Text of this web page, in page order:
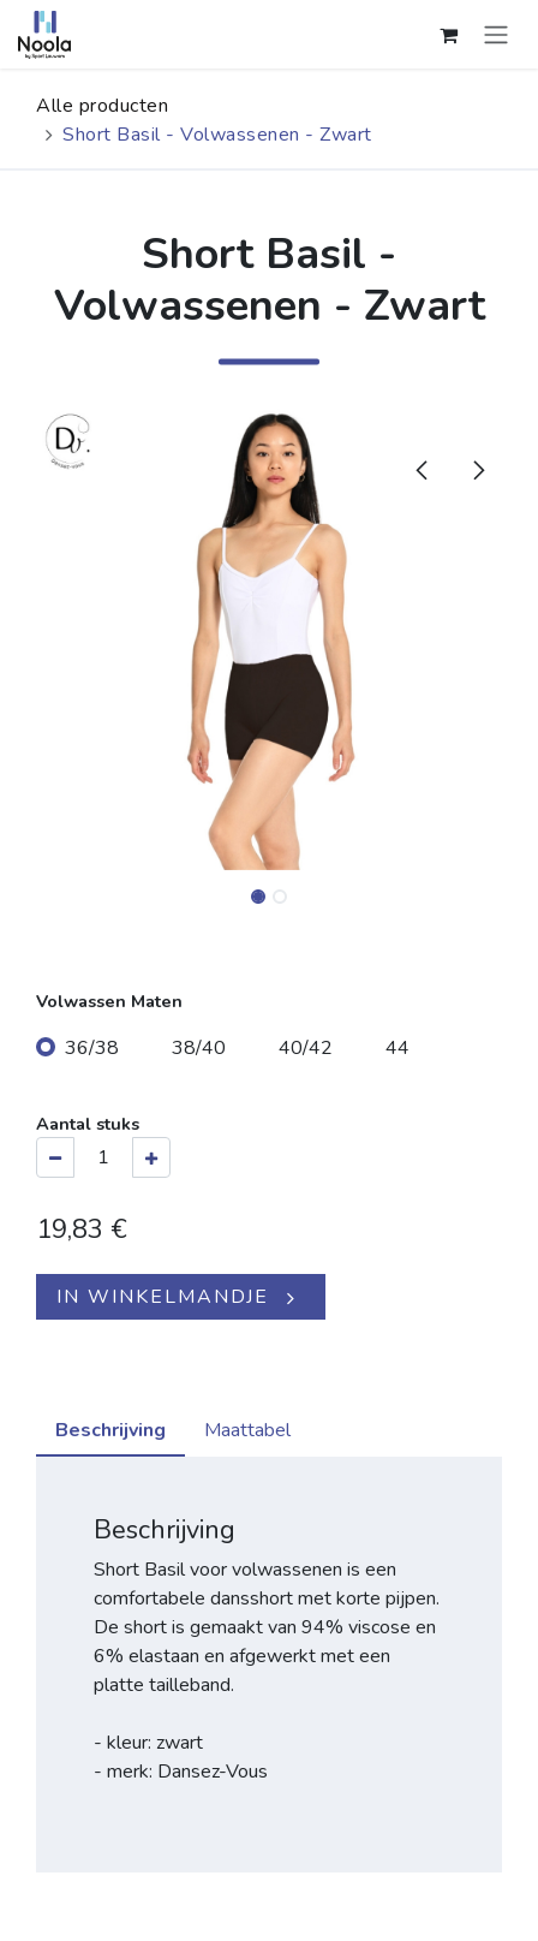
Overslaan naar inhoud
Alle producten
Short Basil - Volwassenen - Zwart
Short Basil -
Volwassenen - Zwart
Volwassen Maten
36/38 38/40 40/42 44
Aantal stuks
19,83 €
IN WINKELMANDJE
Beschrijving Maattabel
Beschrijving
Short Basil voor volwassenen is een
comfortabele dansshort met korte pijpen.
De short is gemaakt van 94% viscose en
6% elastaan en afgewerkt met een
platte tailleband.
- kleur: zwart
- merk: Dansez-Vous